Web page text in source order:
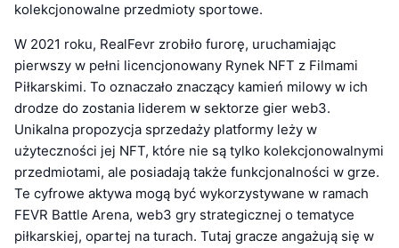
kolekcjonowalne przedmioty sportowe.
W 2021 roku, RealFevr zrobiło furorę, uruchamiając
pierwszy w pełni licencjonowany Rynek NFT z Filmami
Piłkarskimi. To oznaczało znaczący kamień milowy w ich
drodze do zostania liderem w sektorze gier web3.
Unikalna propozycja sprzedaży platformy leży w
użyteczności jej NFT, które nie są tylko kolekcjonowalnymi
przedmiotami, ale posiadają także funkcjonalności w grze.
Te cyfrowe aktywa mogą być wykorzystywane w ramach
FEVR Battle Arena, web3 gry strategicznej o tematyce
piłkarskiej, opartej na turach. Tutaj gracze angażują się w